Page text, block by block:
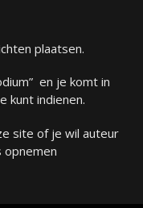
plaatsen.
en je komt in
kunt indienen.
site of je wil auteur
opnemen